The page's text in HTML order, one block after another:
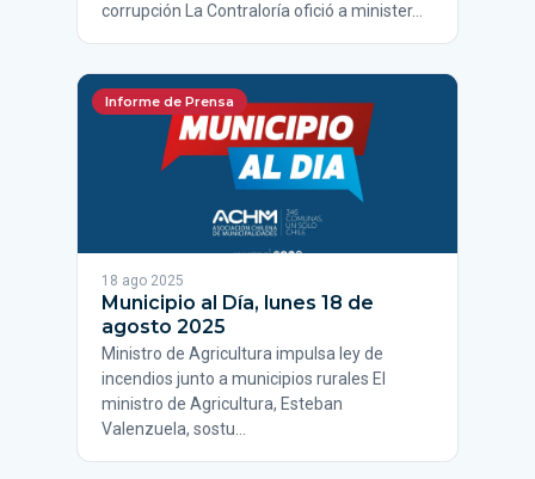
corrupción La Contraloría ofició a minister…
Informe de Prensa
18 ago 2025
Municipio al Día, lunes 18 de
agosto 2025
Ministro de Agricultura impulsa ley de
incendios junto a municipios rurales El
ministro de Agricultura, Esteban
Valenzuela, sostu…